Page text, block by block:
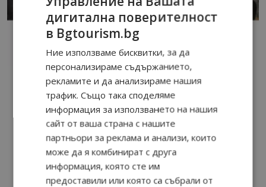
дигитална поверителност
в Bgtourism.bg
Ние използваме бисквитки, за да
персонализираме съдържанието,
рекламите и да анализираме нашия
трафик. Също така споделяме
информация за използването на нашия
сайт от ваша страна с нашите
партньори за реклама и анализи, които
може да я комбинират с друга
информация, която сте им
предоставили или която са събрали от